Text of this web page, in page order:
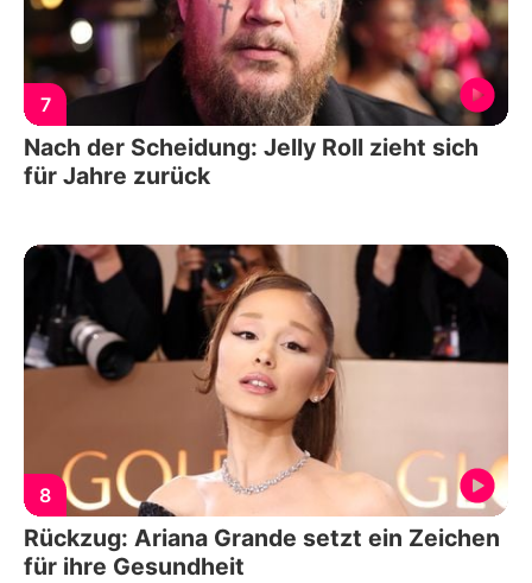
7
Nach der Scheidung: Jelly Roll zieht sich
für Jahre zurück
8
Rückzug: Ariana Grande setzt ein Zeichen
für ihre Gesundheit